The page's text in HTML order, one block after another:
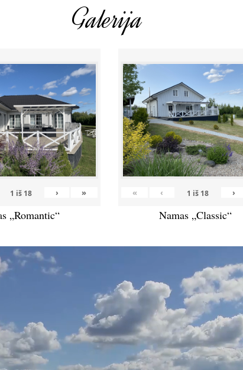
Galerija
1 iš 18 › »
„Romantic“
« ‹ 1 iš 18 ›
Namas „Classic“